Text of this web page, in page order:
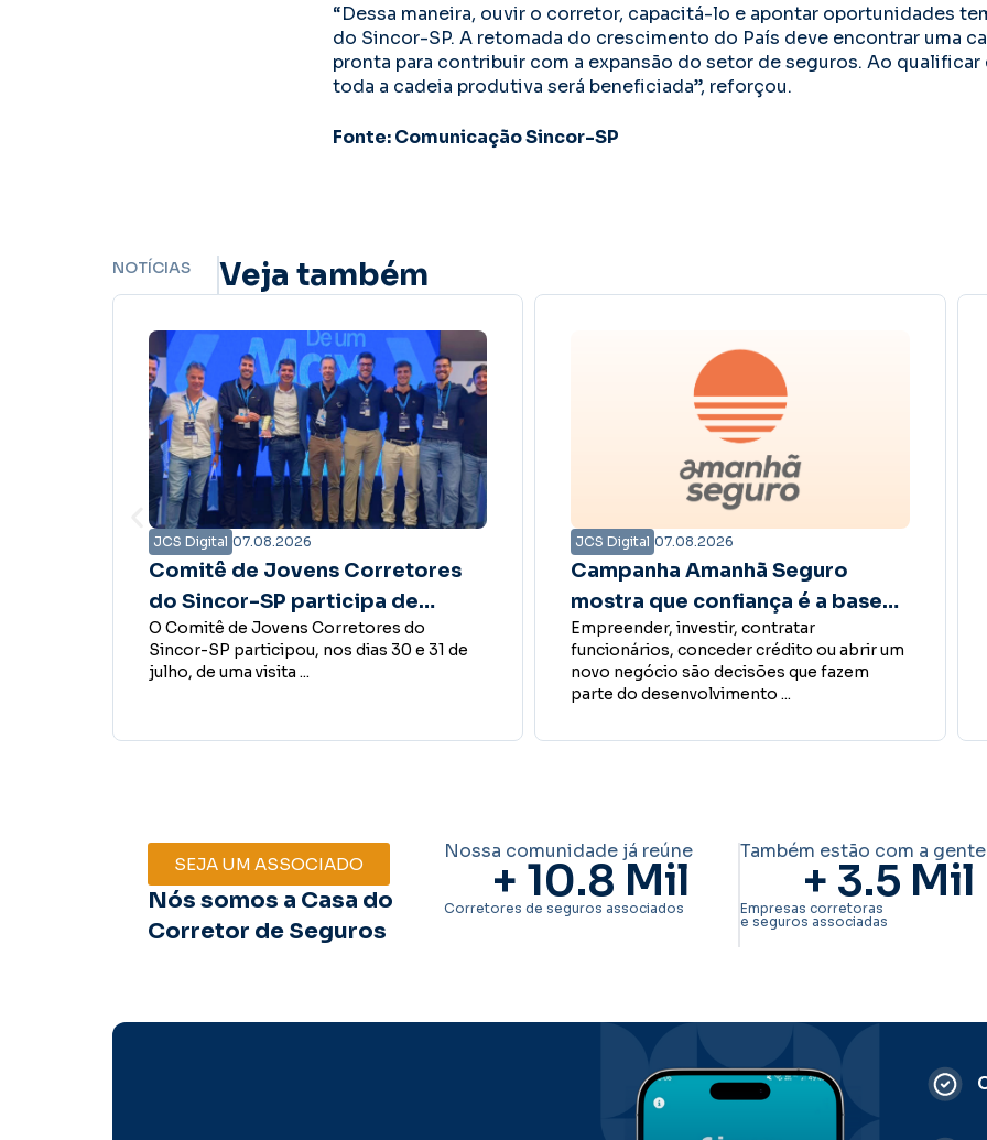
“Dessa maneira, ouvir o corretor, capacitá-lo e apontar oportunidades
do Sincor-SP. A retomada do crescimento do País deve encontrar uma
pronta para contribuir com a expansão do setor de seguros. Ao
toda a cadeia produtiva será beneficiada”, reforçou.
Fonte: Comunicação Sincor-SP
NOTÍCIAS Veja também
JCS Digital 07.08.2026
Campanha Amanhã Seguro
mostra que confiança é a base
do desenvolvimento econômico
Empreender, investir, contratar
funcionários, conceder crédito ou abrir um
novo negócio são decisões que fazem
JCS Digital 06.08.2026
Nelson Veiga, da Allianz,
participa do próximo
SincorCAST
O presidente do Sincor-SP, Boris Ber, vai
receber o diretor executivo Comercial da
Allianz Seguros, Nelson Veiga, na ...
SEJA UM ASSOCIADO
Nós somos a Casa do
Corretor de Seguros
Nossa comunidade já reúne
+ 10.8 Mil
Corretores de seguros associados
Também estão com a gente
+ 3.5 Mil
Empresas corretoras
e seguros associadas